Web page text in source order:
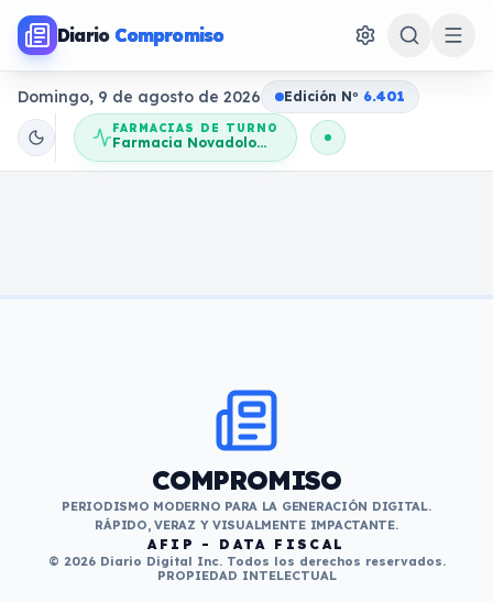
Diario Compromiso
Domingo, 9 de agosto de 2026 Edición No 6.401
FARMACIAS DE TURNO
Farmacia Novadolores
COMPROMISO
PERIODISMO MODERNO PARA LA GENERACIÓN DIGITAL.
RÁPIDO, VERAZ Y VISUALMENTE IMPACTANTE.
AFIP - DATA FISCAL
© 2026 Diario Digital Inc. Todos los derechos reservados.
PROPIEDAD INTELECTUAL